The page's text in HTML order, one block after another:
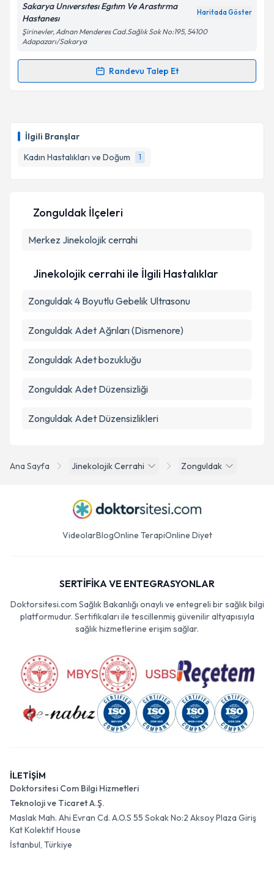
İlgili Branşlar
Kadın Hastalıkları ve Doğum
1
Kişisel verilerimin işlenmesine ilişkin
Aydınlatma
Metni'ni okudum ve kişisel verilerimin belirtilen
kapsamda işlenmesini kabul ediyorum.
Takvim Talebini Gönder
Sakarya Unıversıtesı Egıtım Ve Arastırma
Hastanesı
Haritada Göster
Şirinevler, Adnan Menderes Cad.Sağlık Sok No:195, 54100
Adapazarı/Sakarya
Randevu Talep Et
Randevu Takvimi Talebi
takvim hazırlandığında e-posta ile bilgilendireceğiz.
Metni'ni okudum ve kişisel verilerimin belirtilen
Ana Sayfa Jinekolojik Cerrahi Zonguldak
Zonguldak İlçeleri
Merkez Jinekolojik cerrahi
Jinekolojik cerrahi ile İlgili Hastalıklar
Zonguldak 4 Boyutlu Gebelik Ultrasonu
Zonguldak Adet Ağrıları (Dismenore)
Zonguldak Adet bozukluğu
Zonguldak Adet Düzensizliği
Zonguldak Adet Düzensizlikleri
VideolarBlogOnline TerapiOnline Diyet
SERTİFİKA VE ENTEGRASYONLAR
Doktorsitesi.com Sağlık Bakanlığı onaylı ve entegreli bir sağlık bilgi
platformudur. Sertifikaları ile tescillenmiş güvenilir altyapısıyla
sağlık hizmetlerine erişim sağlar.
İLETİŞİM
Doktorsitesi Com Bilgi Hizmetleri
Teknoloji ve Ticaret A.Ş.
Maslak Mah. Ahi Evran Cd. A.O.S 55 Sokak No:2 Aksoy Plaza Giriş
Kat Kolektif House
İstanbul, Türkiye